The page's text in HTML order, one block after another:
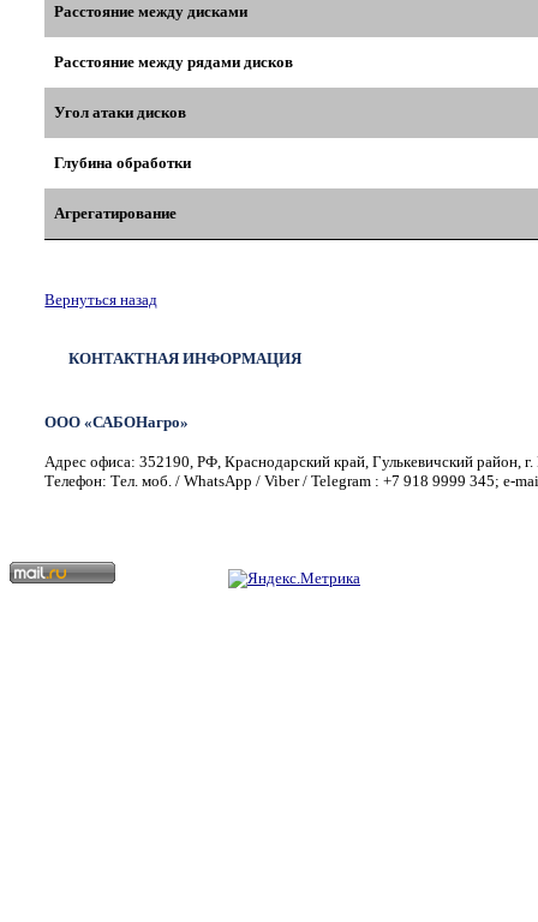
Расстояние между дисками
Расстояние между рядами дисков
Угол атаки дисков
Глубина обработки
Агрегатирование
Вернуться назад
КОНТАКТНАЯ ИНФОРМАЦИЯ
ООО «САБОНагро»
Адрес офиса: 352190, РФ, Краснодарский край, Гулькевичский район,
Телефон: Тел. моб. / WhatsApp / Viber / Telegram : +7 918 9999 345; e-